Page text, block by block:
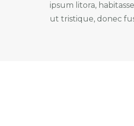
ipsum litora,
ut tristique, donec